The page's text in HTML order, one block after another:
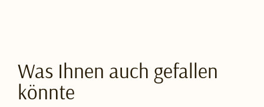
Was Ihnen auch gefallen
könnte